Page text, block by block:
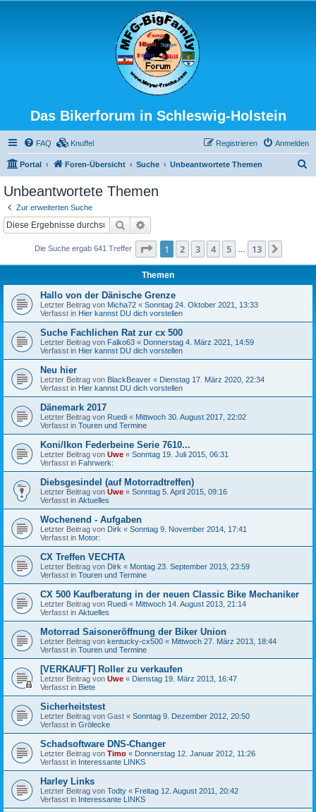
Das Bikerforum in Schleswig-Holstein
FAQ Knuffel Anmelden
Registrieren
Portal Foren-Übersicht Suche Unbeantwortete Themen
Unbeantwortete Themen
Zur erweiterten Suche
Suche
Die Suche ergab 641 Treffer Seite 1von 13
1 2 3 4 5 13
Themen
Hallo von der Dänische Grenze
Letzter Beitrag von Micha72 « Sonntag 24. Oktober 2021, 13:33
Verfasst in Hier kannst DU dich vorstellen
Suche Fachlichen Rat zur cx 500
Letzter Beitrag von Falko63 « Donnerstag 4. März 2021, 14:59
Verfasst in Hier kannst DU dich vorstellen
Neu hier
Letzter Beitrag von BlackBeaver « Dienstag 17. März 2020, 22:34
Verfasst in Hier kannst DU dich vorstellen
Dänemark 2017
Letzter Beitrag von Ruedi « Mittwoch 30. August 2017, 22:02
Verfasst in Touren und Termine
Koni/Ikon Federbeine Serie 7610...
Letzter Beitrag von Uwe « Sonntag 19. Juli 2015, 06:31
Verfasst in Fahrwerk:
Diebsgesindel (auf Motorradtreffen)
Letzter Beitrag von Uwe « Sonntag 5. April 2015, 09:16
Verfasst in Aktuelles
Wochenend - Aufgaben
Letzter Beitrag von Dirk « Sonntag 9. November 2014, 17:41
Verfasst in Motor:
CX Treffen VECHTA
Letzter Beitrag von Dirk « Montag 23. September 2013, 23:59
Verfasst in Touren und Termine
CX 500 Kaufberatung in der neuen Classic Bike Mechaniker
Letzter Beitrag von Ruedi « Mittwoch 14. August 2013, 21:14
Verfasst in Aktuelles
Motorrad Saisoneröffnung der Biker Union
Letzter Beitrag von kentucky-cx500 « Mittwoch 27. März 2013, 18:44
Verfasst in Touren und Termine
[VERKAUFT] Roller zu verkaufen
Letzter Beitrag von Uwe « Dienstag 19. März 2013, 16:47
Verfasst in Biete
Sicherheitstest
Letzter Beitrag von Gast « Sonntag 9. Dezember 2012, 20:50
Verfasst in Grölecke
Schadsoftware DNS-Changer
Letzter Beitrag von Timo « Donnerstag 12. Januar 2012, 11:26
Verfasst in Interessante LINKS
Harley Links
Letzter Beitrag von Todty « Freitag 12. August 2011, 20:42
Verfasst in Interessante LINKS